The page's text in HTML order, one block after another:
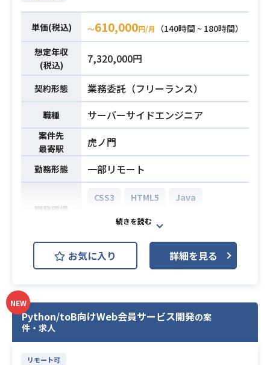
業務内容
す。
下記の業務を担っていただく想定で
す。
・Oracle Cloudベースのシステムに
対する見積もりや提案（プリセール
ス）
・受注後のシステム構築におけるプ
ロジェクトリーダー業務および実装
メンバーへの指示出し
・顧客との仕様調整、認識合わせ、
方針検討の実施
・監視、バックアップ、セキュリテ
ィ、運用等インフラ非機能要件の設
計
※詳細は面談時にお伝えします。
必須スキル
I）の設計から構築までの実務経験
・顧客との仕様調整、認識合わせ、
・監視、バックアップ、セキュリテ
単価(税込) 〜610,000円/月
（140時間 ~ 180時間）
想定年収
(税込)
7,320,000円
契約形態 業務委託（フリーランス）
職種 サーバーサイドエンジニア
案件先
最寄駅
虎ノ門
勤務形態 一部リモート
開発環境
CSS3 HTML5
Java
JavaScript
上場企業が投資家向けに提供してい
る、マーケティングプラットフォー
サーバーサイドエンジニアとしてJav
aを用いたバックエンド開発を中心
に、
お気に入り 詳細を見る
NEW
Python/toB向けWeb会員サービス開発の案
件・求人
リモート可